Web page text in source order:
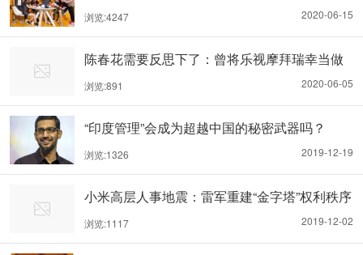
2020-06-15
浏览:4247
陈春花需要反思下了：曾将乐视摩拜瑞幸当做
标杆案例
2020-06-05
浏览:891
“印度管理”会成为超越中国的秘密武器吗？
2019-12-19
浏览:1326
小米高层人事地震：雷军重建“金字塔”权利秩序
2019-12-02
浏览:1117